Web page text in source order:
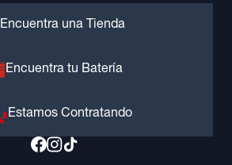
Encuentra una Tienda
Encuentra tu Batería
Estamos Contratando